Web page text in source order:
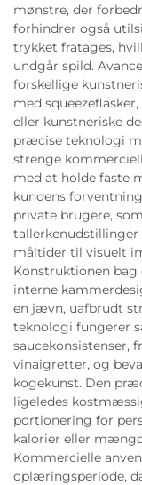
mønstre, der
forhindrer også
trykket fratages,
undgår spild.
forskellige
med
eller kunstneriske
præcise teknologi
strenge
med at holde faste
kundens
private brugere,
tallerkenudstillinger
måltider til visuelt
Konstruktionen
interne
en jævn, uafbrudt
teknologi fungerer
saucekonsistenser,
vinaigretter, og
kogekunst. Den
ligeledes
portionering for
kalorier eller
Kommercielle
oplæringsperiode,